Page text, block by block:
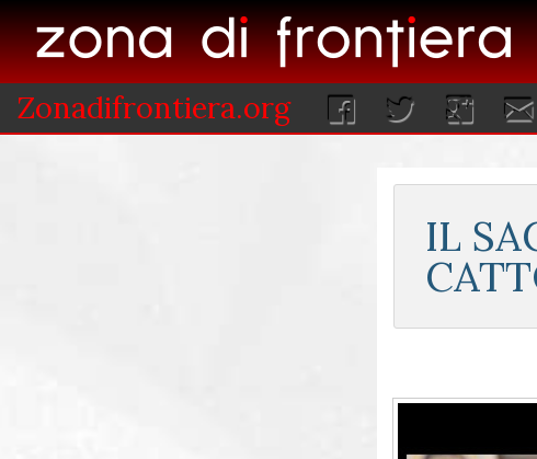
Zonadifrontiera.org
IL